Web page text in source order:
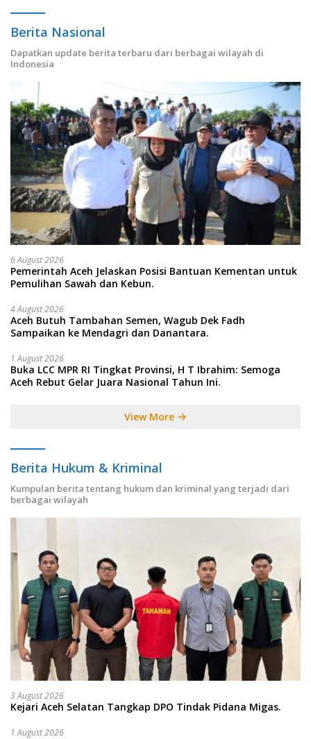
Berita Nasional
Dapatkan update berita terbaru dari berbagai wilayah di
Indonesia
6 August 2026
Pemerintah Aceh Jelaskan Posisi Bantuan Kementan untuk
Pemulihan Sawah dan Kebun.
4 August 2026
Aceh Butuh Tambahan Semen, Wagub Dek Fadh
Sampaikan ke Mendagri dan Danantara.
1 August 2026
Buka LCC MPR RI Tingkat Provinsi, H T Ibrahim: Semoga
Aceh Rebut Gelar Juara Nasional Tahun Ini.
View More
Berita Hukum & Kriminal
Kumpulan berita tentang hukum dan kriminal yang terjadi dari
berbagai wilayah
3 August 2026
Kejari Aceh Selatan Tangkap DPO Tindak Pidana Migas.
1 August 2026